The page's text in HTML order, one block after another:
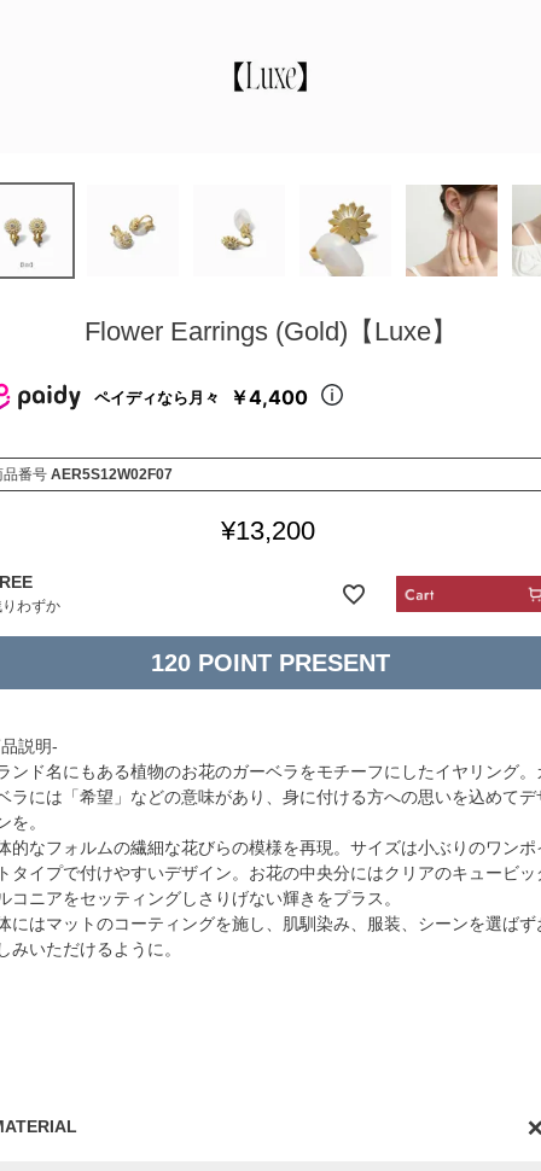
Flower Earrings (Gold)【Luxe】
ペイディなら月々 ￥4,400
品番号 AER5S12W02F07
¥13,200
わずか
120
説明-
ンド名にもある植物のお花のガーベラをモチーフにしたイヤリング。
ラには「希望」などの意味があり、身に付ける方への思いを込めてデ
を。
的なフォルムの繊細な花びらの模様を再現。サイズは小ぶりのワンポ
タイプで付けやすいデザイン。お花の中央分にはクリアのキュービッ
コニアをセッティングしさりげない輝きをプラス。
にはマットのコーティングを施し、肌馴染み、服装、シーンを選ばず
みいただけるように。